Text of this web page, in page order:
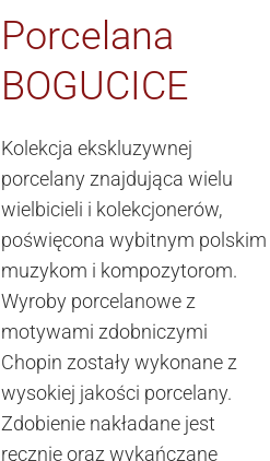
Porcelana
BOGUCICE
Kolekcja ekskluzywnej
porcelany znajdująca wielu
wielbicieli i kolekcjonerów,
poświęcona wybitnym polskim
muzykom i kompozytorom.
Wyroby porcelanowe z
motywami zdobniczymi
Chopin zostały wykonane z
wysokiej jakości porcelany.
Zdobienie nakładane jest
ręcznie oraz wykańczane